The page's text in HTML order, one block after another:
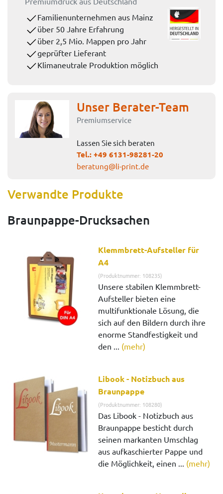
Familienunternehmen aus Mainz
über 50 Jahre Erfahrung
über 2,5 Mio. Mappen pro Jahr
geprüfter Lieferant
Klimaneutrale Produktion möglich
Unser Berater-Team
Premiumservice
Lassen Sie sich beraten
Tel.:+49 6131-98281-20
beratung@li-print.de
Verwandte Produkte
Braunpappe-Drucksachen
Klemmbrett-Aufsteller für
A4
(Produktnummer: 108235)
Unsere stabilen Klemmbrett-
Aufsteller bieten eine
multifunktionale Lösung, die
sich auf den Bildern durch ihre
enorme Standfestigkeit und
den ... (mehr)
Libook - Notizbuch aus
Braunpappe
(Produktnummer: 108280)
Das Libook - Notizbuch aus
Braunpappe besticht durch
seinen markanten Umschlag
aus aufkaschierter Pappe und
die Möglichkeit, einen ... (mehr)